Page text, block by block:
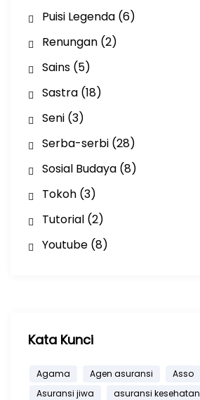
Puisi Legenda(6)
Renungan(2)
Sains(5)
Sastra(18)
Seni(3)
Serba-serbi(28)
Sosial Budaya(8)
Tokoh(3)
Tutorial(2)
Youtube(8)
Kata Kunci
Agama Agen asuransi Asso
Asuransi jiwa
asuransi kesehatan